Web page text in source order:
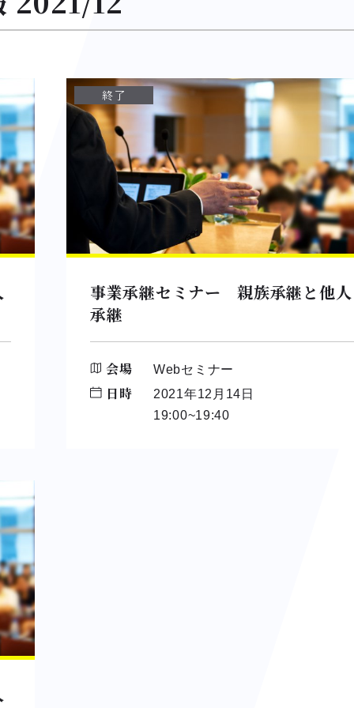
終了
事業承継セミナー 親族承継と他人
承継
会場 Webセミナー
日時
2021年12月14日
19:00~19:40